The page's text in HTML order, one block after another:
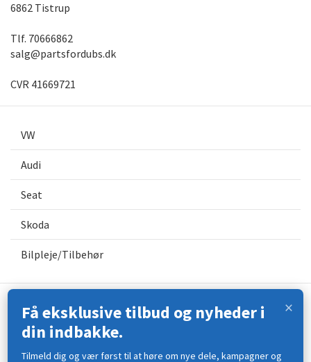
6862 Tistrup
Tlf. 70666862
salg@partsfordubs.dk
CVR 41669721
VW
Audi
Seat
Skoda
Bilpleje/Tilbehør
Kontakt os
Åbningstider
×
Få eksklusive tilbud og nyheder i
din indbakke.
Tilmeld dig og vær først til at høre om nye dele, kampagner og